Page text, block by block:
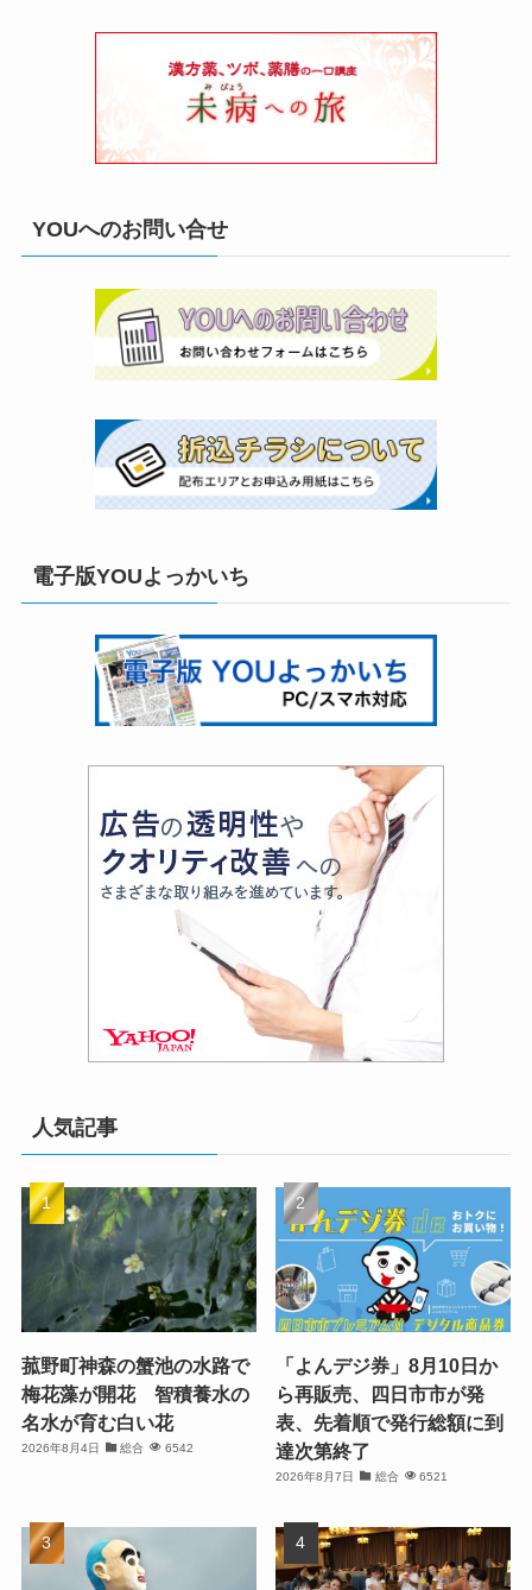
YOUへのお問い合せ
電子版YOUよっかいち
人気記事
菰野町神森の蟹池の水路で
梅花藻が開花 智積養水の
名水が育む白い花
2026年8月4日 総合 6542
「よんデジ券」8月10日か
ら再販売、四日市市が発
表、先着順で発行総額に到
達次第終了
2026年8月7日 総合 6521